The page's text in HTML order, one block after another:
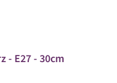
- E27 - 30cm